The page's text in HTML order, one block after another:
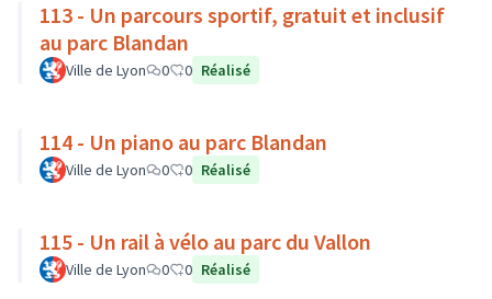
113 - Un parcours sportif, gratuit et inclusif
au parc Blandan
Ville de Lyon 0 0 Réalisé
114 - Un piano au parc Blandan
Ville de Lyon 0 0 Réalisé
115 - Un rail à vélo au parc du Vallon
Ville de Lyon 0 0 Réalisé